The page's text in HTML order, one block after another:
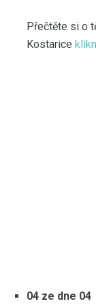
Přečtěte si o
Kostarice
04 ze dne 04